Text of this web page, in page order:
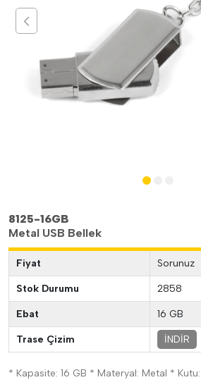
8125-16GB
Metal USB Bellek
Fiyat Sorunuz
Stok Durumu 2858
Ebat 16 GB
Trase Çizim İNDİR
* Kapasite: 16 GB * Materyal: Metal *